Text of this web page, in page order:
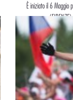
È iniziato il 6 Maggio